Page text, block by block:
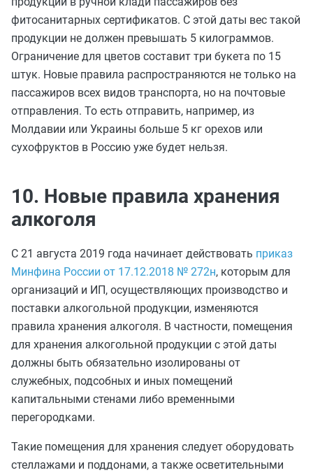
фитосанитарных сертификатов. С этой даты вес такой
продукции не должен превышать 5 килограммов.
Ограничение для цветов составит три букета по 15
штук. Новые правила распространяются не только на
пассажиров всех видов транспорта, но на почтовые
отправления. То есть отправить, например, из
Молдавии или Украины больше 5 кг орехов или
сухофруктов в Россию уже будет нельзя.
10. Новые правила хранения
алкоголя
С 21 августа 2019 года начинает действовать приказ
Минфина России от 17.12.2018 № 272н, которым для
организаций и ИП, осуществляющих производство и
поставки алкогольной продукции, изменяются
правила хранения алкоголя. В частности, помещения
для хранения алкогольной продукции с этой даты
должны быть обязательно изолированы от
служебных, подсобных и иных помещений
капитальными стенами либо временными
перегородками.
Такие помещения для хранения следует оборудовать
стеллажами и поддонами, а также осветительными